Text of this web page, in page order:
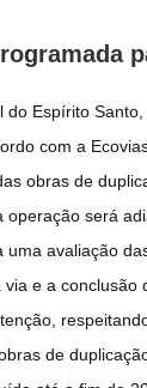
do Espírito
com a
obras de
será
avaliação
e a
de